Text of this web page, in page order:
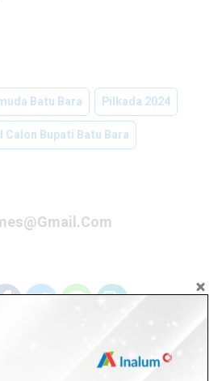
Batu Bara
Pilkada 2024
Calon Bupati Batu Bara